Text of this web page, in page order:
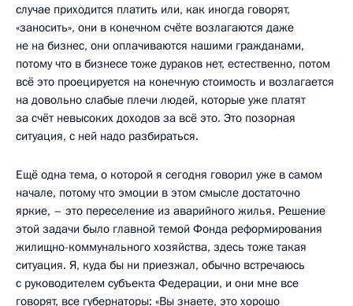
случае приходится платить или, как иногда говорят,
«заносить», они в конечном счёте возлагаются даже
не на бизнес, они оплачиваются нашими гражданами,
потому что в бизнесе тоже дураков нет, естественно, потом
всё это проецируется на конечную стоимость и возлагается
на довольно слабые плечи людей, которые уже платят
за счёт невысоких доходов за всё это. Это позорная
ситуация, с ней надо разбираться.
Ещё одна тема, о которой я сегодня говорил уже в самом
начале, потому что эмоции в этом смысле достаточно
яркие, – это переселение из аварийного жилья. Решение
этой задачи было главной темой Фонда реформирования
жилищно-коммунального хозяйства, здесь тоже такая
ситуация. Я, куда бы ни приезжал, обычно встречаюсь
с руководителем субъекта Федерации, и они мне все
говорят, все губернаторы: «Вы знаете, это хорошо